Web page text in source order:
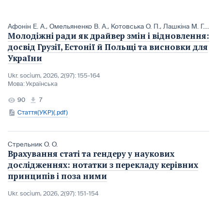
Афонін Е. А., Омельяненко В. А., Котовська О. П., Лашкіна М. Г.,
Молодіжні ради як драйвер змін і відновлення:
досвід Грузії, Естонії й Польщі та висновки для
України
Ukr. socìum, 2026, 2(97): 155-164
Мова:Українська
90
7
Стаття(УКР)(.pdf)
Стрельник О. О.
Врахування статі та гендеру у наукових
дослідженнях: нотатки з перекладу керівних
принципів і поза ними
Ukr. socìum, 2026, 2(97): 151-154